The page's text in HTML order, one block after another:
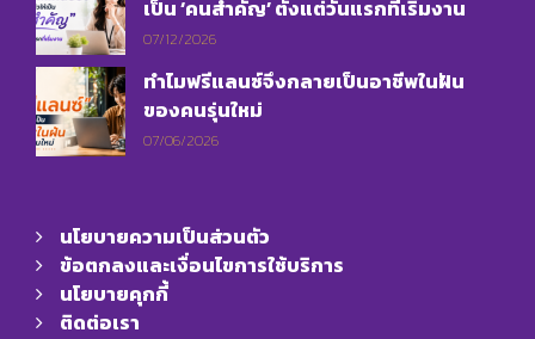
เป็น ‘คนสำคัญ’ ตั้งแต่วันแรกที่เริ่มงาน
07/12/2026
ทำไมฟรีแลนซ์จึงกลายเป็นอาชีพในฝัน
ของคนรุ่นใหม่
07/06/2026
นโยบายความเป็นส่วนตัว
ข้อตกลงและเงื่อนไขการใช้บริการ
นโยบายคุกกี้
ติดต่อเรา